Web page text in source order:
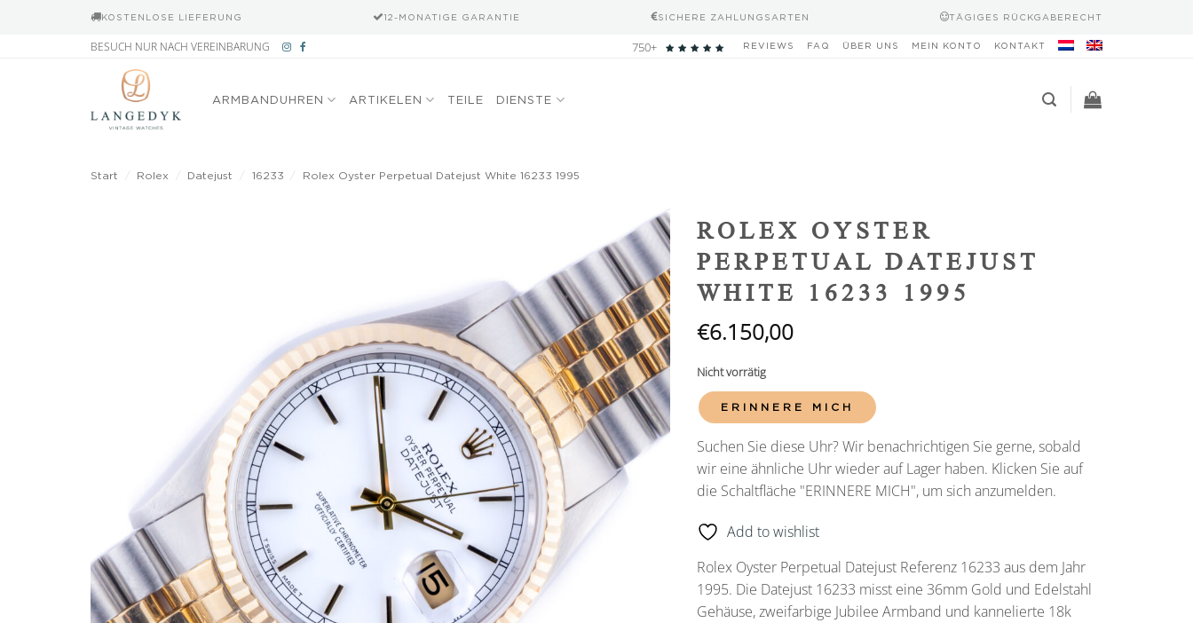
KOSTENLOSE LIEFERUNG 12-MONATIGE GARANTIE SICHERE ZAHLUNGSARTEN TÄGIGES RÜCKGABERECHT
BESUCH NUR NACH VEREINBARUNG 750+ REVIEWS FAQ ÜBER UNS MEIN KONTO KONTAKT
ARMBANDUHREN ARTIKELEN TEILE DIENSTE
Start Rolex Datejust 16233 Rolex Oyster Perpetual Datejust White 16233 1995
Add to
wishlist
ROLEX OYSTER
PERPETUAL DATEJUST
WHITE 16233 1995
€6.150,00
Nicht vorrätig
ERINNERE MICH
Suchen Sie diese Uhr? Wir benachrichtigen Sie gerne, sobald
wir eine ähnliche Uhr wieder auf Lager haben. Klicken Sie auf
die Schaltfläche "ERINNERE MICH", um sich anzumelden.
Add to wishlist
Rolex Oyster Perpetual Datejust Referenz 16233 aus dem Jahr
1995. Die Datejust 16233 misst eine 36mm Gold und Edelstahl
Gehäuse, zweifarbige Jubilee Armband und kannelierte 18k